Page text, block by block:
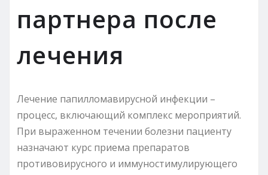
партнера после
лечения
Лечение папилломавирусной инфекции –
процесс, включающий комплекс мероприятий.
При выраженном течении болезни пациенту
назначают курс приема препаратов
противовирусного и иммуностимулирующего